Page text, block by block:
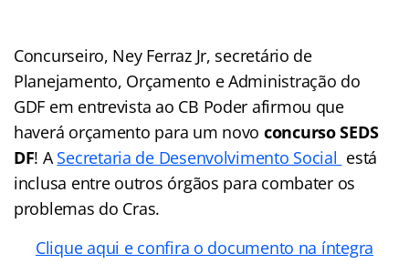
Concurseiro, Ney Ferraz Jr, secretário de
Planejamento, Orçamento e Administração do
GDF em entrevista ao CB Poder afirmou que
haverá orçamento para um novo concurso SEDS
DF! ASecretaria de Desenvolvimento Social está
inclusa entre outros órgãos para combater os
problemas do Cras.
Clique aqui e confira o documento na íntegra